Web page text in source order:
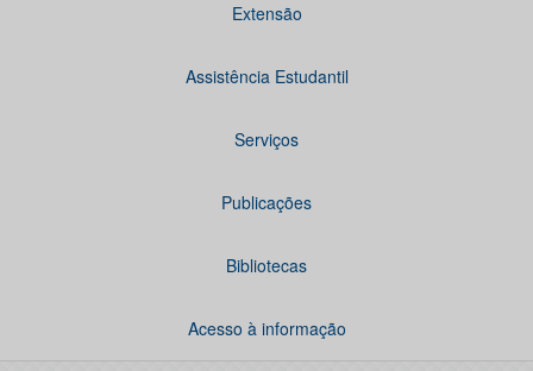
Extensão
Assistência Estudantil
Serviços
Publicações
Bibliotecas
Acesso à informação